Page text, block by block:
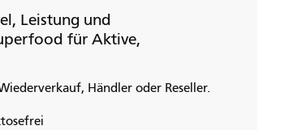
Leistung und
für Aktive,
Händler oder Reseller.